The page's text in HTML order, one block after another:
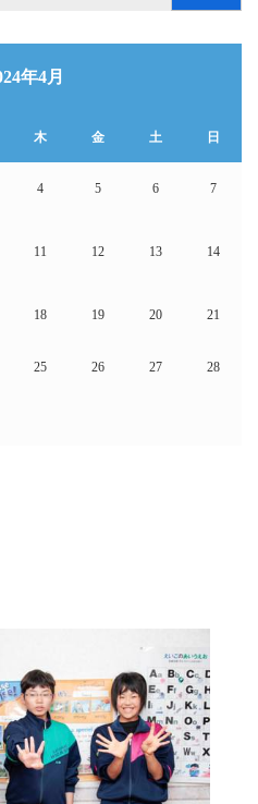
年4月
木 金 土 日
4 5 6 7
11 12 13 14
18 19 20 21
25 26 27 28